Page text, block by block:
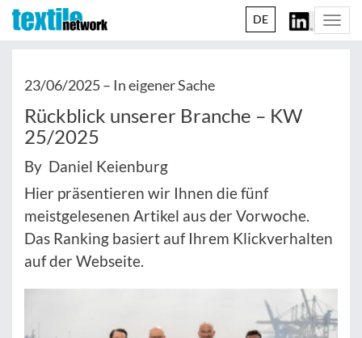
DE
23/06/2025 – In eigener Sache
Rückblick unserer Branche – KW
25/2025
By Daniel Keienburg
Hier präsentieren wir Ihnen die fünf
meistgelesenen Artikel aus der Vorwoche.
Das Ranking basiert auf Ihrem Klickverhalten
auf der Webseite.